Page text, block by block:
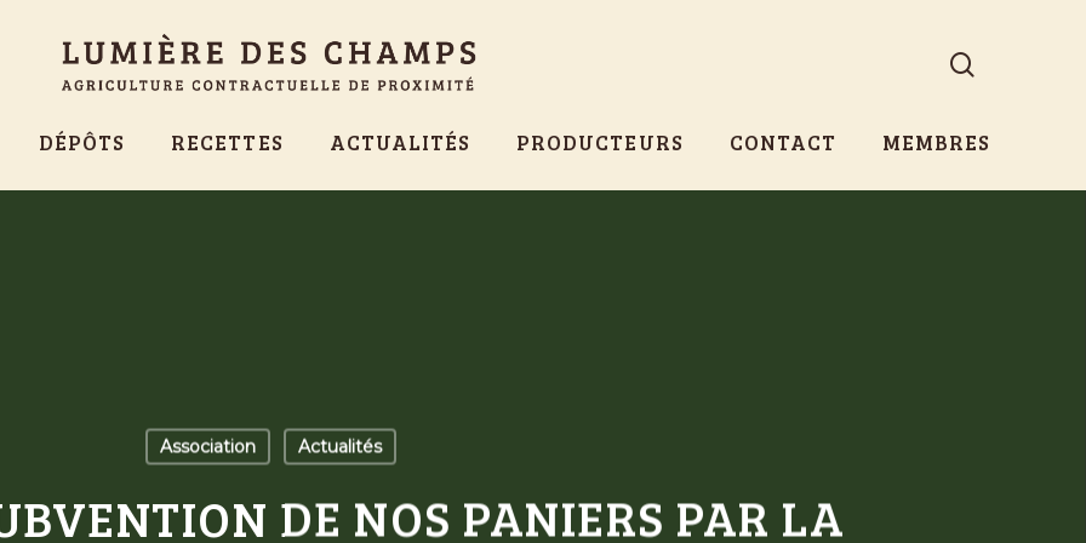
DÉPÔTS RECETTES ACTUALITÉS PRODUCTEURS CONTACT MEMBRES
Association Actualités
DE NOS PANIERS PAR LA